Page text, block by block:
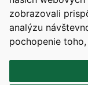
zobrazovali
analýzu
pochopenie
Prevádzkovateľom
vývoja a mládeže